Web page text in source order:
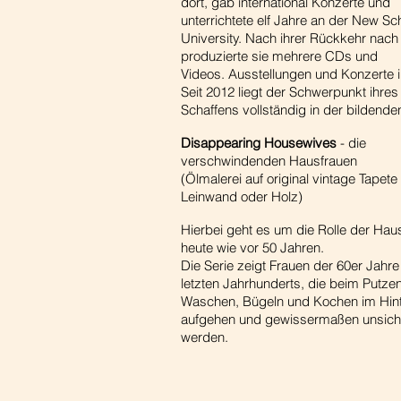
unterrichtete elf Jahre an der New
University. Nach ihrer Rückkehr
produzierte sie mehrere CDs und
Videos. Ausstellungen und Konzerte
Seit 2012 liegt der Schwerpunkt ihres
Schaffens vollständig in der
Disappearing Housewives - die
verschwindenden Hausfrauen
(Ölmalerei auf original vintage Tapete
Leinwand oder Holz)
Hierbei geht es um die Rolle der
heute wie vor 50 Jahren.
Die Serie zeigt Frauen der 60er
letzten Jahrhunderts, die beim
Waschen, Bügeln und Kochen im
aufgehen und gewissermaßen
werden.